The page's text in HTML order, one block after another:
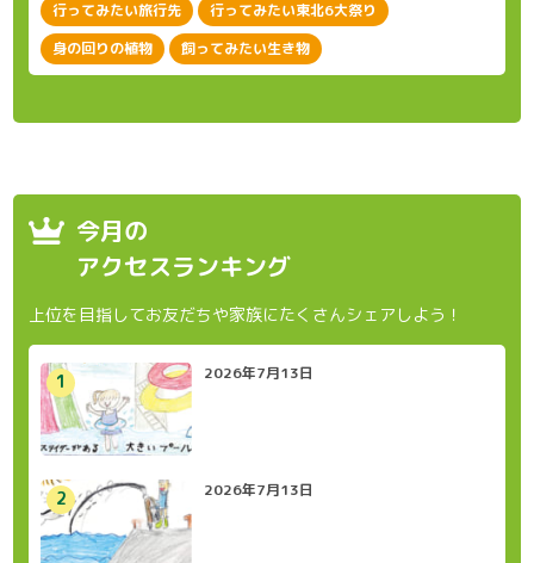
行ってみたい旅行先
行ってみたい東北6大祭り
身の回りの植物
飼ってみたい生き物
今月の
アクセスランキング
上位を目指してお友だちや家族にたくさんシェアしよう！
2026年7月13日
2026年7月13日